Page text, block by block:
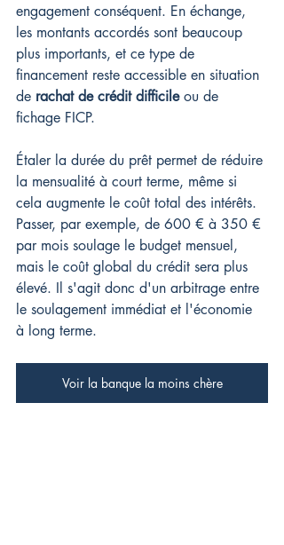
engagement conséquent. En échange,
les montants accordés sont beaucoup
plus importants, et ce type de
financement reste accessible en situation
de rachat de crédit difficile ou de
fichage FICP.
Étaler la durée du prêt permet de réduire
la mensualité à court terme, même si
cela augmente le coût total des intérêts.
Passer, par exemple, de 600 € à 350 €
par mois soulage le budget mensuel,
mais le coût global du crédit sera plus
élevé. Il s'agit donc d'un arbitrage entre
le soulagement immédiat et l'économie
à long terme.
Voir la banque la moins chère